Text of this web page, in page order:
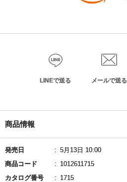
LINEで送る メールで送る
商品情報
発売日
5月13日 10:00
商品コード
1012611715
カタログ番号
1715